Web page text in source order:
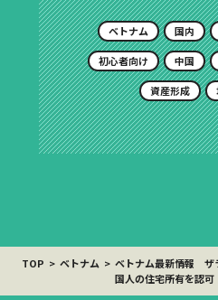
ベトナム 国内
初心者向け 中国
資産形成
TOP ベトナム
ベトナム最新情報 ザ
国人の住宅所有を認可